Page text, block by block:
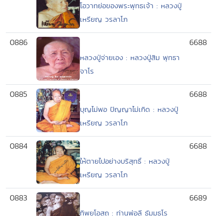
โอวาทย่อของพระพุทธเจ้า : หลวงปู่
เหรียญ วรลาโภ
0886
หลวงปู่จ่ายเอง : หลวงปู่สิม พุทธา
จาโร
6688
0885
บุญไม่พอ ปัญญาไม่เกิด : หลวงปู่
เหรียญ วรลาโภ
6688
0884
ให้ตายไปอย่างบริสุทธิ์ : หลวงปู่
เหรียญ วรลาโภ
6688
0883
ทิพยโอสถ : ท่านพ่อลี ธัมมธโร
6689